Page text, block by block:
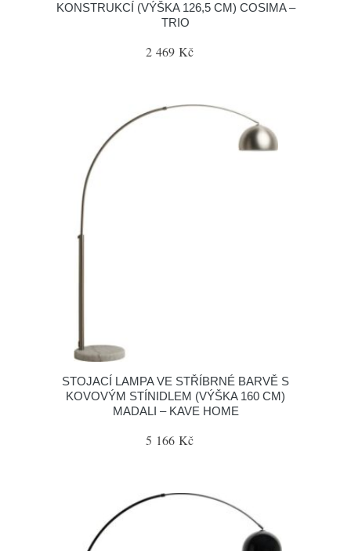
KONSTRUKCÍ (VÝŠKA 126,5 CM) COSIMA –
TRIO
2 469 Kč
STOJACÍ LAMPA VE STŘÍBRNÉ BARVĚ S
KOVOVÝM STÍNIDLEM (VÝŠKA 160 CM)
MADALI – KAVE HOME
5 166 Kč